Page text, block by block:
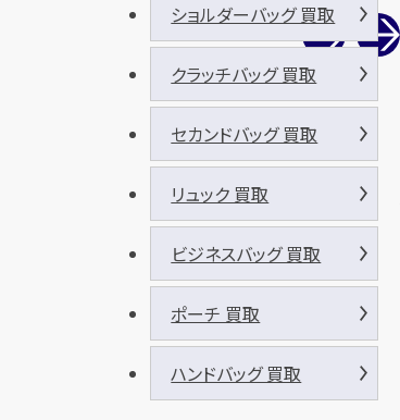
ショルダーバッグ 買取
クラッチバッグ 買取
セカンドバッグ 買取
リュック 買取
ビジネスバッグ 買取
ポーチ 買取
ハンドバッグ 買取